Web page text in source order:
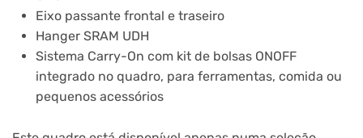
Eixo passante frontal e traseiro
Hanger SRAM UDH
Sistema Carry-On com kit de bolsas ONOFF
integrado no quadro, para ferramentas, comida ou
pequenos acessórios